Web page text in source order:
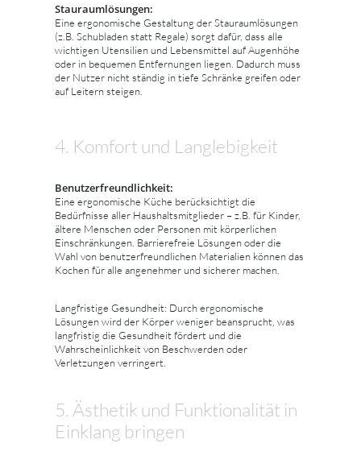
Stauraumlösungen:
Eine ergonomische Gestaltung der Stauraumlösungen
(z.B. Schubladen statt Regale) sorgt dafür, dass alle
wichtigen Utensilien und Lebensmittel auf Augenhöhe
oder in bequemen Entfernungen liegen. Dadurch muss
der Nutzer nicht ständig in tiefe Schränke greifen oder
auf Leitern steigen.
4. Komfort und Langlebigkeit
Benutzerfreundlichkeit:
Eine ergonomische Küche berücksichtigt die
Bedürfnisse aller Haushaltsmitglieder – z.B. für Kinder,
ältere Menschen oder Personen mit körperlichen
Einschränkungen. Barrierefreie Lösungen oder die
Wahl von benutzerfreundlichen Materialien können das
Kochen für alle angenehmer und sicherer machen.
Langfristige Gesundheit: Durch ergonomische
Lösungen wird der Körper weniger beansprucht, was
langfristig die Gesundheit fördert und die
Wahrscheinlichkeit von Beschwerden oder
Verletzungen verringert.
5. Ästhetik und Funktionalität in
Einklang bringen